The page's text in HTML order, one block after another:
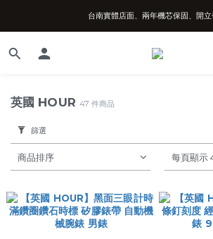
台南實體店面、兩年機芯保固、開
台南實體店面、兩年機芯保固、開
安心購買享七天鑑賞期、可超取可刷
英國 HOUR 47 件商品
篩選
商品排序 每頁顯示